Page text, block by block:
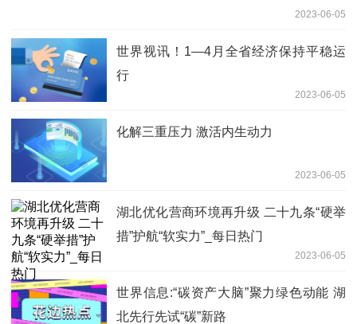
2023-06-05
世界视讯！1—4月全省经济保持平稳运
行
2023-06-05
化解三重压力 激活内生动力
2023-06-05
湖北优化营商环境再升级 二十九条“硬举
措”护航“软实力”_每日热门
2023-06-05
世界信息:“碳资产大脑”聚力绿色动能 湖
北先行先试“碳”新路